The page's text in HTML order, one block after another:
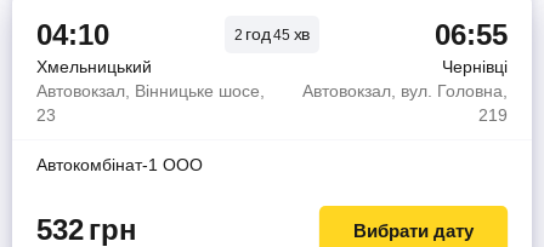
04:10 2 год45 хв 06:55
Хмельницький
Чернівці
Автовокзал, Вінницьке шосе,
23
Автовокзал, вул. Головна,
219
Автокомбiнат-1 ООО
532грн Вибрати дату